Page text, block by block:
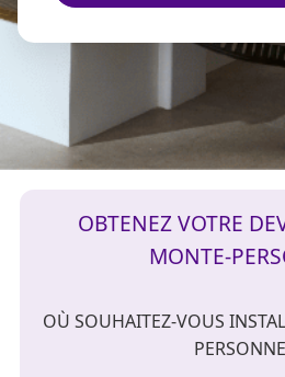
OBTENEZ VOTRE
MONTE-
OÙ SOUHAITEZ-VOUS